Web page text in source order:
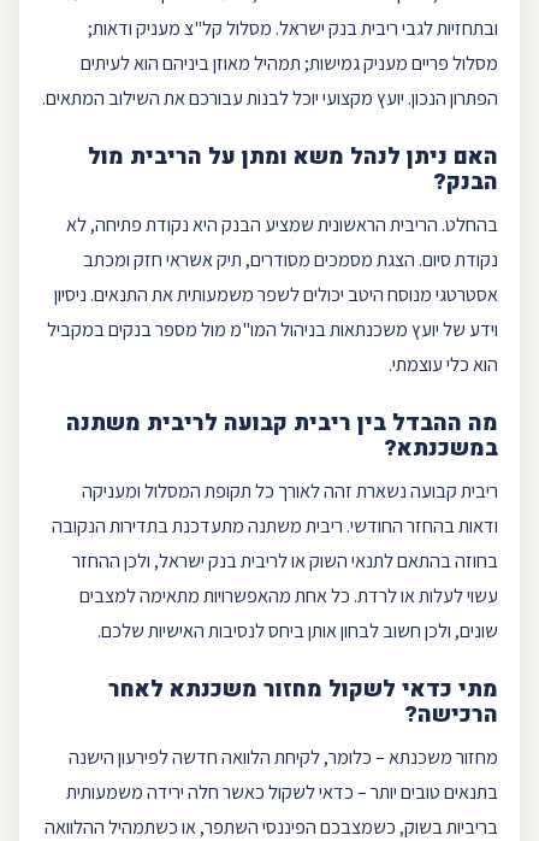
ובתחזיות לגבי ריבית בנק ישראל. מסלולקל"צמעניק ודאות;
מסלולפרייםמעניק גמישות; תמהיל מאוזן ביניהם הוא לעיתים
הפתרון הנכון. יועץ מקצועי יוכל לבנות עבורכם את השילוב המתאים.
האם ניתן לנהל משא ומתן על הריבית מול
הבנק?
בהחלט. הריבית הראשונית שמציע הבנק היא נקודת פתיחה, לא
נקודת סיום. הצגת מסמכים מסודרים, תיק אשראי חזק ומכתב
אסטרטגי מנוסח היטב יכולים לשפר משמעותית את התנאים. ניסיון
וידע של יועץ משכנתאות בניהול המו"מ מול מספר בנקים במקביל
הוא כלי עוצמתי.
מה ההבדל בין ריבית קבועה לריבית משתנה
במשכנתא?
ריבית קבועה נשארת זהה לאורך כל תקופת המסלול ומעניקה
ודאות בהחזר החודשי. ריבית משתנה מתעדכנת בתדירות הנקובה
בחוזה בהתאם לתנאי השוק או לריבית בנק ישראל, ולכן ההחזר
עשוי לעלות או לרדת. כל אחת מהאפשרויות מתאימה למצבים
שונים, ולכן חשוב לבחון אותן ביחס לנסיבות האישיות שלכם.
מתי כדאי לשקול מחזור משכנתא לאחר
הרכישה?
מחזור משכנתא– כלומר, לקיחת הלוואה חדשה לפירעון הישנה
בתנאים טובים יותר – כדאי לשקול כאשר חלה ירידה משמעותית
בריביות בשוק, כשמצבכם הפיננסי השתפר, או כשתמהיל ההלוואה